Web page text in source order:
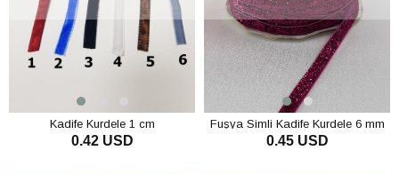
Kadife Kurdele 1 cm
0.42 USD
Fuşya Simli Kadife Kurdele 6 mm
0.45 USD